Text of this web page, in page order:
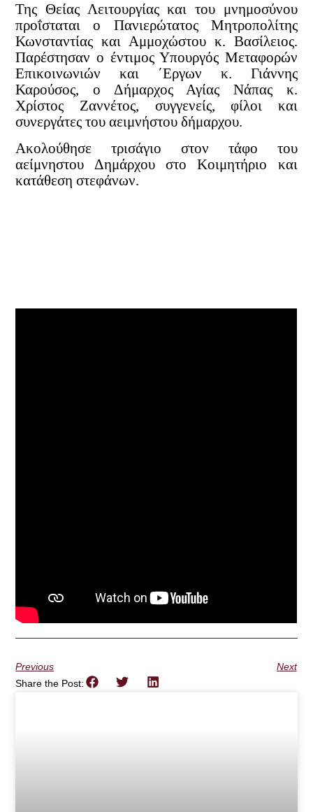
Της Θείας Λειτουργίας και του μνημοσύνου
προΐσταται ο Πανιερώτατος Μητροπολίτης
Κωνσταντίας και Αμμοχώστου κ. Βασίλειος.
Παρέστησαν ο έντιμος Υπουργός Μεταφορών
Επικοινωνιών και ΄Εργων κ. Γιάννης
Καρούσος, ο Δήμαρχος Αγίας Νάπας κ.
Χρίστος Ζαννέτος, συγγενείς, φίλοι και
συνεργάτες του αειμνήστου δήμαρχου.
Ακολούθησε τρισάγιο στον τάφο του
αείμνηστου Δημάρχου στο Κοιμητήριο και
κατάθεση στεφάνων.
Previous
Next
Share the Post: